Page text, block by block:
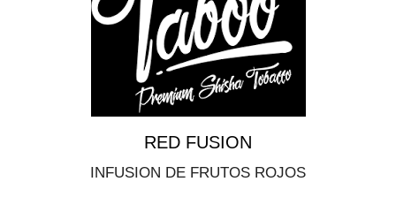
RED FUSION
INFUSION DE FRUTOS ROJOS